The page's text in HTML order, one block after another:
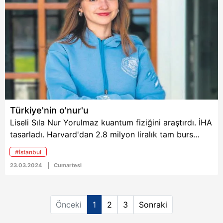
6698 sayılı Kişisel Verilerin Korunması Kanunu uyarınca
hazırlanmış Aydınlatma Metnimizi okumak ve sitemizde
ilgili mevzuata uygun olarak kullanılan çerezlerle ilgili bilgi
almak için lütfentıklayınız
Türkiye'nin o'nur'u
Liseli Sıla Nur Yorulmaz kuantum fiziğini araştırdı. İHA
tasarladı. Harvard'dan 2.8 milyon liralık tam burs
kazandı.
#İstanbul
23.03.2024 Cumartesi
Önceki 1 2 3 Sonraki